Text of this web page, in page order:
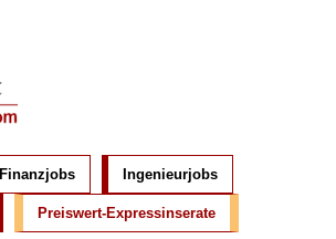
Finanzjobs Ingenieurjobs
Preiswert-Expressinserate